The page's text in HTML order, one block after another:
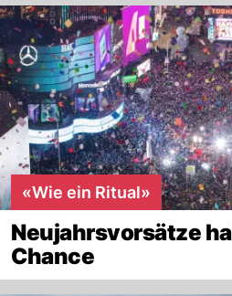
«Wie ein Ritual»
Neujahrsvorsätze
Chance